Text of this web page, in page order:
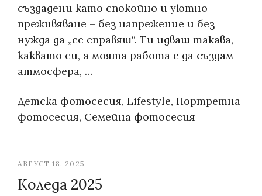
създадени като спокойно и уютно
преживяване – без напрежение и без
нужда да „се справяш“. Ти идваш такава,
каквато си, а моята работа е да създам
атмосфера, …
Categories:
Детска фотосесия, Lifestyle, Портретна
фотосесия, Семейна фотосесия
АВГУСТ 18, 2025
Коледа 2025